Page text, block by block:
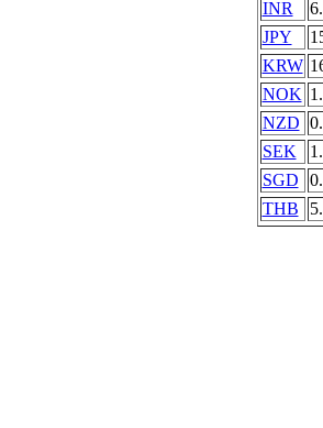
INR
JPY
KRW
NOK
NZD
SEK
SGD
THB